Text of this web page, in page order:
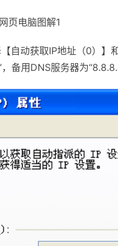
页电脑图解1
自动获取IP地址（0）】
，备用DNS服务器为